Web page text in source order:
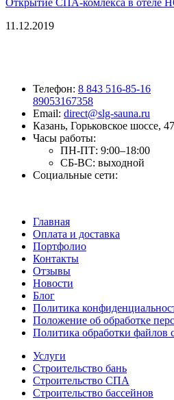
Открытие СПА-комлекса в отеле
11.12.2019
Телефон: 8 843 516-85-16
89053167358
Email: direct@slg-sauna.ru
Казань, Горьковское шоссе,
Часы работы:
ПН-ПТ: 9:00–18:00
СБ-ВС: выходной
Социальные сети:
Главная
Оплата и доставка
Портфолио
Контакты
Отзывы
Новости
Блог
Политика
Положение об обработке
Политика обработки файлов
Услуги
Строительство бань
Строительство СПА
Строительство бассейнов